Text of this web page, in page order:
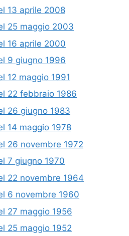
13 aprile 2008
25 maggio 2003
16 aprile 2000
9 giugno 1996
12 maggio 1991
22 febbraio 1986
26 giugno 1983
14 maggio 1978
26 novembre 1972
7 giugno 1970
22 novembre 1964
6 novembre 1960
27 maggio 1956
25 maggio 1952